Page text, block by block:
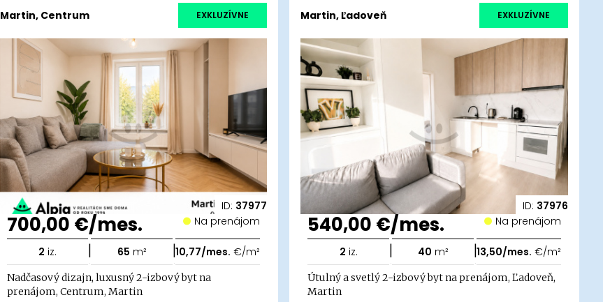
ID: 37977
Martin, Centrum EXKLUZÍVNE
700,00 €/mes. Na prenájom
2 iz. | 65 m² |10,77/mes. €/m²
Nadčasový dizajn, luxusný 2-izbový byt na
prenájom, Centrum, Martin
ID: 37976
Martin, Ľadoveň EXKLUZÍVNE
540,00 €/mes. Na prenájom
2 iz. | 40 m² |13,50/mes. €/m²
Útulný a svetlý 2-izbový byt na prenájom, Ľadoveň,
Martin